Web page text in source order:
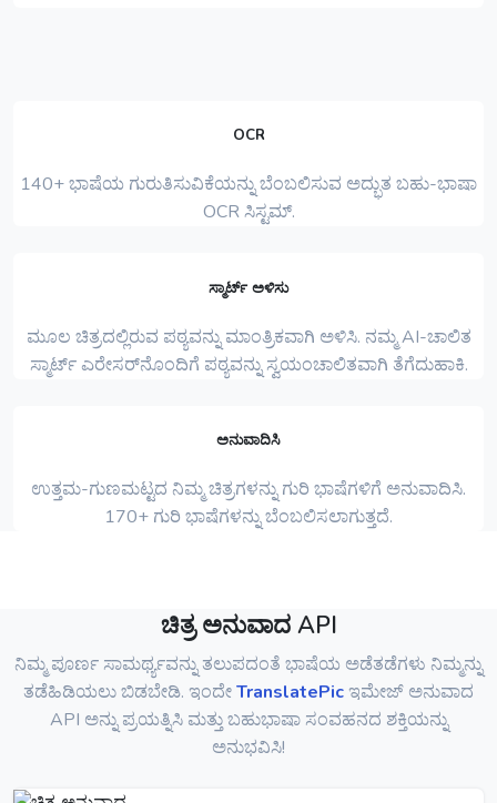
OCR
140+ ಭಾಷೆಯ ಗುರುತಿಸುವಿಕೆಯನ್ನು ಬೆಂಬಲಿಸುವ ಅದ್ಭುತ ಬಹು-ಭಾಷಾ
OCR ಸಿಸ್ಟಮ್.
ಸ್ಮಾರ್ಟ್ ಅಳಿಸು
ಮೂಲ ಚಿತ್ರದಲ್ಲಿರುವ ಪಠ್ಯವನ್ನು ಮಾಂತ್ರಿಕವಾಗಿ ಅಳಿಸಿ. ನಮ್ಮ AI-ಚಾಲಿತ
ಸ್ಮಾರ್ಟ್ ಎರೇಸರ್‌ನೊಂದಿಗೆ ಪಠ್ಯವನ್ನು ಸ್ವಯಂಚಾಲಿತವಾಗಿ ತೆಗೆದುಹಾಕಿ.
ಅನುವಾದಿಸಿ
ಉತ್ತಮ-ಗುಣಮಟ್ಟದ ನಿಮ್ಮ ಚಿತ್ರಗಳನ್ನು ಗುರಿ ಭಾಷೆಗಳಿಗೆ ಅನುವಾದಿಸಿ.
170+ ಗುರಿ ಭಾಷೆಗಳನ್ನು ಬೆಂಬಲಿಸಲಾಗುತ್ತದೆ.
ಚಿತ್ರ ಅನುವಾದ API
ನಿಮ್ಮ ಪೂರ್ಣ ಸಾಮರ್ಥ್ಯವನ್ನು ತಲುಪದಂತೆ ಭಾಷೆಯ ಅಡೆತಡೆಗಳು ನಿಮ್ಮನ್ನು
ತಡೆಹಿಡಿಯಲು ಬಿಡಬೇಡಿ. ಇಂದೇTranslatePicಇಮೇಜ್ ಅನುವಾದ
API ಅನ್ನು ಪ್ರಯತ್ನಿಸಿ ಮತ್ತು ಬಹುಭಾಷಾ ಸಂವಹನದ ಶಕ್ತಿಯನ್ನು
ಅನುಭವಿಸಿ!